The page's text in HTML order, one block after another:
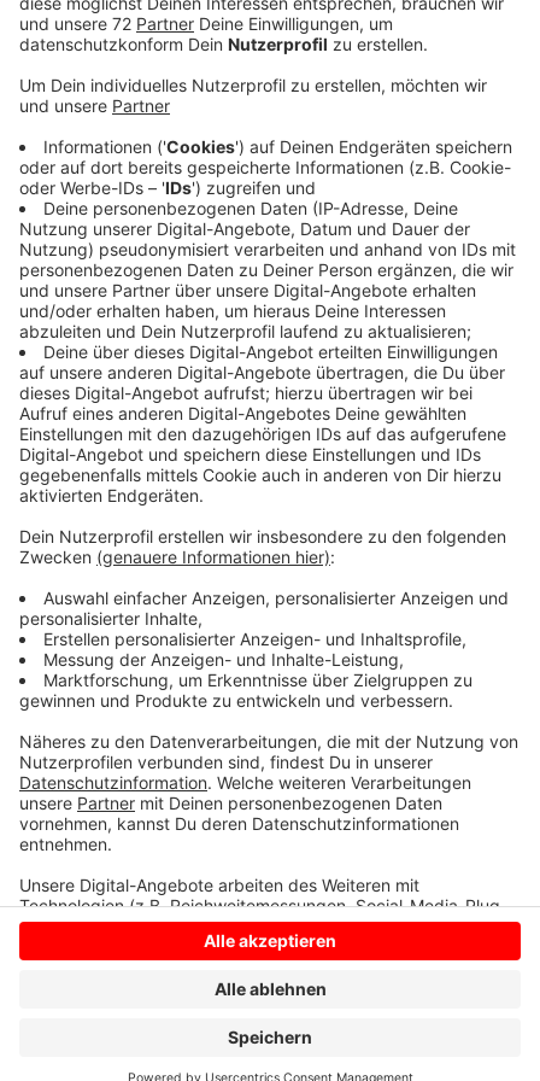
Großer Anziehungspunkt ist der Wildpark in Dülmen.
Hier ist am sonnigen Wochenende so viel losgewesen,
dass die Stadt jetzt über eine Lösung gegen ein
Verkehrschaos nachdenkt. Auf der Radio Kiepenkerl-
Facebookseite ist eine heftige Diskussion entbrannt.
Zeitweise ging an der Kreuzung Dalweg/
Hinderkingsweg gar nichts mehr, schreibt Dirk. Manu
staunte - selbst der Ackerrand war zugeparkt. In
Stichproben hält die Stadt immer wieder mal
Ausschau nach wilden Parkern und verteilt Knöllchen.
Am Wochenende ist sie dem kaum hinterher
gekommen. Dass Anwohner von dem Park-Betrieb auf
den Straßen rund um den Wildpark genervt waren, ist
verständlich. Als Abhilfe überlegt die Stadt, die
Besucherströme zu lenken und durch Hinweisschilder
zu den kostenlosen Parkplätzen in der Nähe zu führen,
beispielsweise „Am Wasserturm“. Bis zum Wildpark ist
es schließlich nur eine kurze Wegstrecke. Das will die
Stadt kurzfristig angehen. Radio Kiepenkerl bleibt
dran, wie sich die Park-Situation rund um den Wildpark
entwickelt.
Anzeige